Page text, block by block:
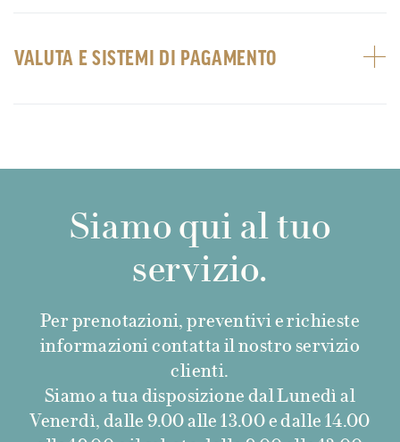
VALUTA E SISTEMI DI PAGAMENTO
Siamo qui al tuo
servizio.
Per prenotazioni, preventivi e richieste
informazioni contatta il nostro servizio
clienti.
Siamo a tua disposizione dal Lunedì al
Venerdì, dalle 9.00 alle 13.00 e dalle 14.00